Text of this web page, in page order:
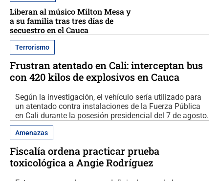
Liberan al músico Milton Mesa y
a su familia tras tres días de
secuestro en el Cauca
Terrorismo
Frustran atentado en Cali: interceptan bus
con 420 kilos de explosivos en Cauca
Según la investigación, el vehículo sería utilizado para
un atentado contra instalaciones de la Fuerza Pública
en Cali durante la posesión presidencial del 7 de agosto.
Amenazas
Fiscalía ordena practicar prueba
toxicológica a Angie Rodríguez